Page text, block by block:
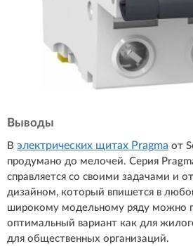
Выводы
В электрических щитах Pragma от
продумано до мелочей. Серия
справляется со своими задачами и
дизайном, который впишется в
широкому модельному ряду можно
оптимальный вариант как для
для общественных организаций.